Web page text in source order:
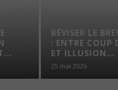
RÉVISER LE
: ENTRE COUP
ET ILLUSION...
25 mai 2026